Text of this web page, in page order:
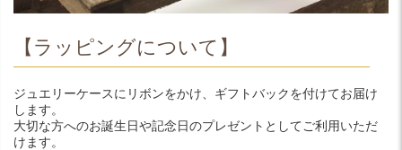
【ラッピングについて】
ジュエリーケースにリボンをかけ、ギフトバックを付けてお届け
します。
大切な方へのお誕生日や記念日のプレゼントとしてご利用いただ
けます。